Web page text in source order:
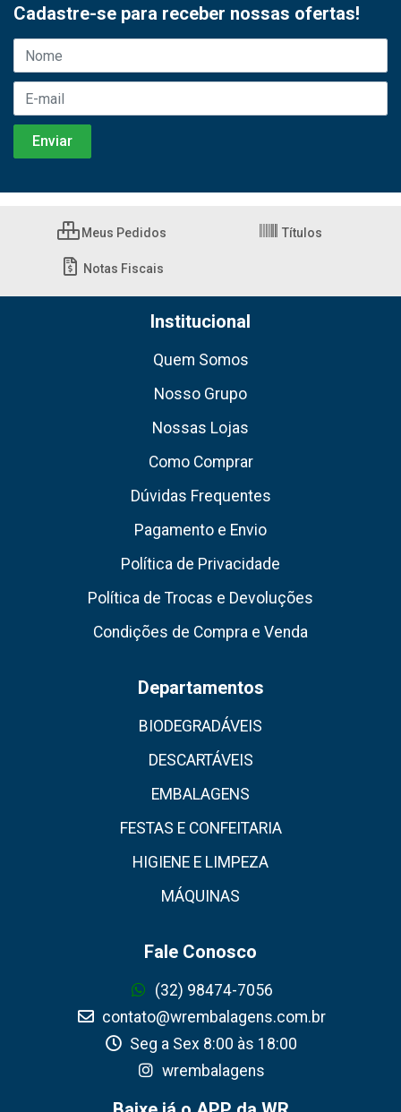
Cadastre-se para receber nossas ofertas!
Meus Pedidos Títulos
Notas Fiscais
Institucional
Quem Somos
Nosso Grupo
Nossas Lojas
Como Comprar
Dúvidas Frequentes
Pagamento e Envio
Política de Privacidade
Política de Trocas e Devoluções
Condições de Compra e Venda
Departamentos
BIODEGRADÁVEIS
DESCARTÁVEIS
EMBALAGENS
FESTAS E CONFEITARIA
HIGIENE E LIMPEZA
MÁQUINAS
Fale Conosco
(32) 98474-7056
contato@wrembalagens.com.br
Seg a Sex 8:00 às 18:00
wrembalagens